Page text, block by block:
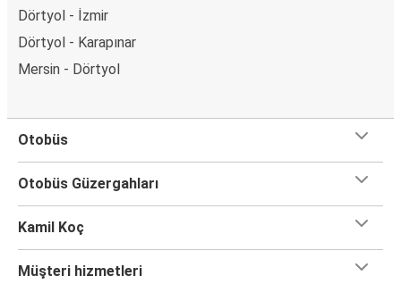
Dörtyol - İzmir
Dörtyol - Karapınar
Mersin - Dörtyol
Otobüs
Otobüs Güzergahları
Kamil Koç
Müşteri hizmetleri